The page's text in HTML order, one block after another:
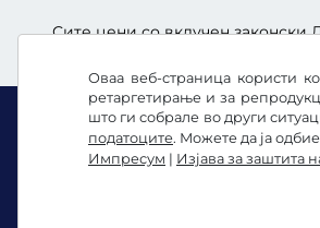
Оваа веб-страница користи
ретаргетирање и за
што ги собрале во други
податоците. Можете да ја
Импресум | Изјава за заштита
Сите цени со вклучен законски